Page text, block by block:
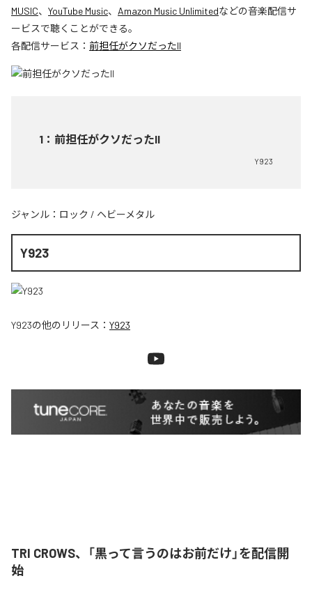
MUSIC、 YouTube Music、 Amazon Music Unlimitedなどの音楽配信サ
ービスで聴くことができる。
各配信サービス： 前担任がクソだったII
1 ： 前担任がクソだったII
Y923
ジャンル： ロック / ヘビーメタル
Y923
Y923の他のリリース： Y923
TRI CROWS、「黒って言うのはお前だけ」を配信開
始